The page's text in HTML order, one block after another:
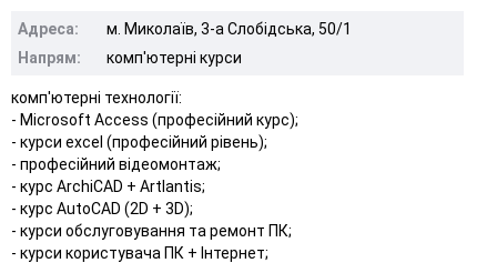
Адреса:
м. Миколаїв, 3-а Слобідська, 50/1
Напрям:
комп'ютерні курси
комп'ютерні технології:
- Microsoft Access (професійний курс);
- курси excel (професійний рівень);
- професійний відеомонтаж;
- курс ArchiCAD + Artlantis;
- курс AutoCAD (2D + 3D);
- курси обслуговування та ремонт ПК;
- курси користувача ПК + Інтернет;